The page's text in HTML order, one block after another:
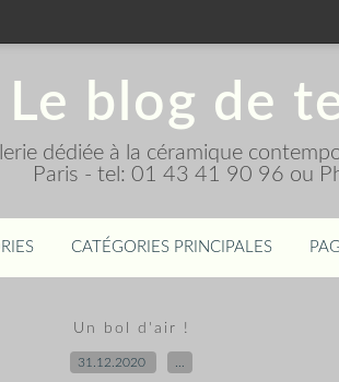
Le blog de
dédiée à la céramique
Paris - tel: 01 43 41 90 96 ou
CATÉGORIES PRINCIPALES
Un bol d'air !
31.12.2020